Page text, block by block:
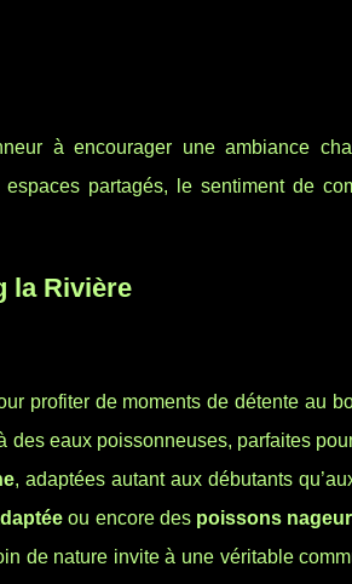
à encourager une ambiance
partagés, le sentiment de
la Rivière
profiter de moments de détente au
des eaux poissonneuses, parfaites
, adaptées autant aux débutants
ou encore des poissons
de nature invite à une véritable